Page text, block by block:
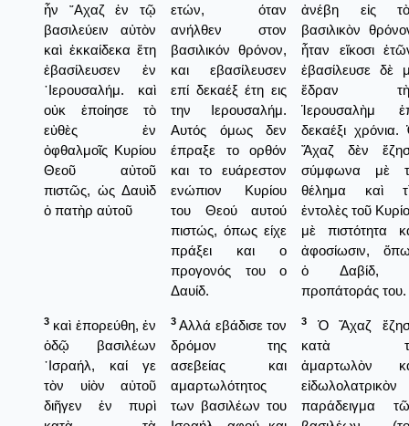
ἦν ῎Αχαζ ἐν τῷ
βασιλεύειν αὐτὸν
καὶ ἑκκαίδεκα ἔτη
ἐβασίλευσεν ἐν
῾Ιερουσαλήμ. καὶ
οὐκ ἐποίησε τὸ
εὐθὲς ἐν
ὀφθαλμοῖς Κυρίου
Θεοῦ αὐτοῦ
πιστῶς, ὡς Δαυὶδ
ὁ πατὴρ αὐτοῦ
ετών, όταν
ανήλθεν στον
βασιλικόν θρόνον,
και εβασίλευσεν
επί δεκαέξ έτη εις
την Ιερουσαλήμ.
Αυτός όμως δεν
έπραξε το ορθόν
και το ευάρεστον
ενώπιον Κυρίου
του Θεού αυτού
πιστώς, όπως είχε
πράξει και ο
προγονός του ο
Δαυίδ.
ἀνέβη εἰς
βασιλικὸν
ἦταν εἴκοσι
ἐβασίλευσε δὲ
ἔδραν
Ἱερουσαλὴμ
δεκαέξι χρόνια.
Ἄχαζ δὲν
σύμφωνα μὲ
θέλημα καὶ
ἐντολὲς τοῦ
μὲ πιστότητα
ἀφοσίωσιν,
ὁ Δαβίδ,
προπάτοράς του.
3 καὶ ἐπορεύθη, ἐν
ὁδῷ βασιλέων
᾿Ισραήλ, καί γε
τὸν υἱὸν αὐτοῦ
διῆγεν ἐν πυρὶ
3 Αλλά εβάδισε τον
δρόμον της
ασεβείας και
αμαρτωλότητος
των βασιλέων του
3
Ὁ Ἄχαζ
κατὰ
ἁμαρτωλὸν
εἰδωλολατρικὸν
παράδειγμα